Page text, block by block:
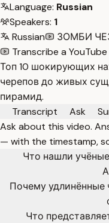
Language: Russian
Speakers: 1
Russian
ЗОМБИ
Transcribe a
Топ 10 шокирующих
черепов до живых
пирамид.
Transcript
Ask
Ask about this video.
— with the timestamp,
Что нашли
Почему удлинённые
Что